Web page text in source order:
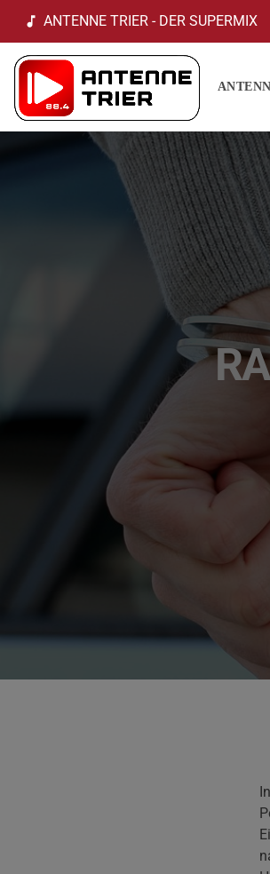
music_note ANTENNE TRIER - DER SUPERMIX